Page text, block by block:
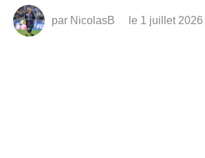
par NicolasB le 1 juillet